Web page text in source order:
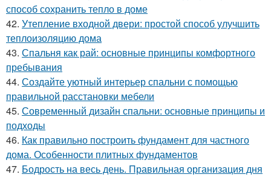
способ сохранить тепло в доме
42. Утепление входной двери: простой способ улучшить
теплоизоляцию дома
43. Спальня как рай: основные принципы комфортного
пребывания
44. Создайте уютный интерьер спальни с помощью
правильной расстановки мебели
45. Современный дизайн спальни: основные принципы и
подходы
46. Как правильно построить фундамент для частного
дома. Особенности плитных фундаментов
47. Бодрость на весь день. Правильная организация дня